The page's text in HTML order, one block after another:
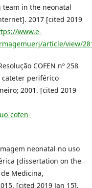
in the neonatal
2017 [cited 2019
www.e-
article/view/
COFEN nº 258
cateter periférico
2001. [cited 2019
cofen-
neonatal no uso
[dissertation on the
Medicina,
[cited 2019 Jan 15].